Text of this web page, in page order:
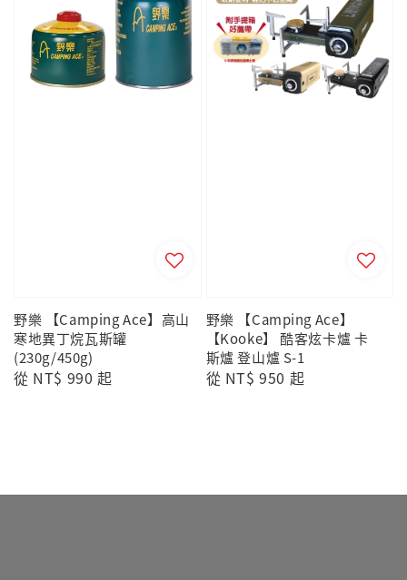
野樂 【Camping Ace】高山
寒地異丁烷瓦斯罐
(230g/450g)
Regular
從 NT$ 990 起
野樂 【Camping Ace】
【Kooke】 酷客炫卡爐 卡
斯爐 登山爐 S-1
Regular
從 NT$ 950 起